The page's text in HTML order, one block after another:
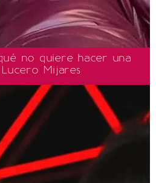
no quiere hacer una
Mijares